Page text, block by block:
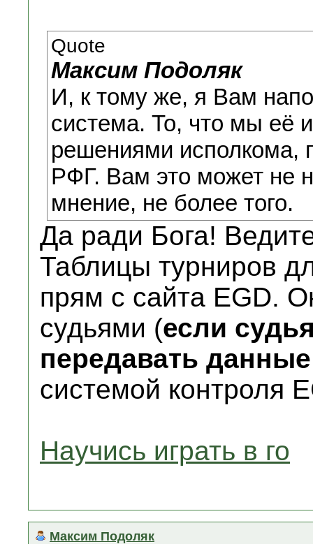
Quote
Максим Подоляк
И, к тому же, я Вам
система. То, что мы её
решениями исполкома,
РФГ. Вам это может не
мнение, не более того.
Да ради Бога!
Таблицы турниров
прям с сайта EGD.
судьями (если
передавать
системой контроля
Научись играть в го
Максим Подоляк